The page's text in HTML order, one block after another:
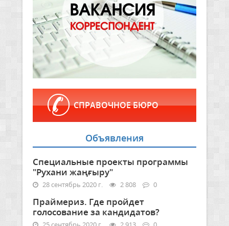
СПРАВОЧНОЕ БЮРО
Объявления
Специальные проекты программы
"Рухани жаңғыру"
28 сентябрь 2020 г. 2 808 0
Праймериз. Где пройдет
голосование за кандидатов?